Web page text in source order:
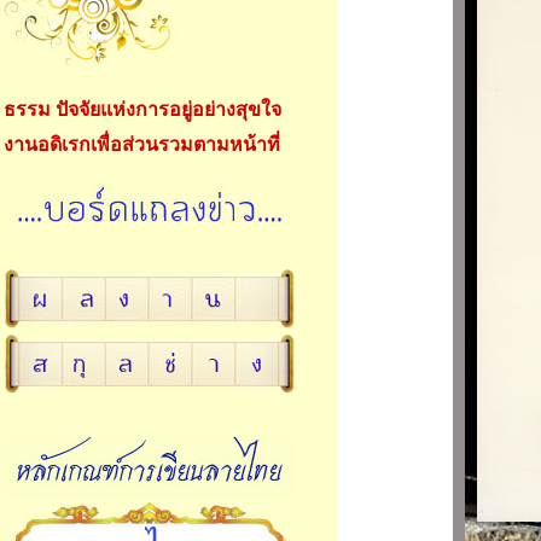
ธรรม ปัจจัยแห่งการอยู่อย่างสุขใจ
งานอดิเรกเพื่อส่วนรวมตามหน้าที่